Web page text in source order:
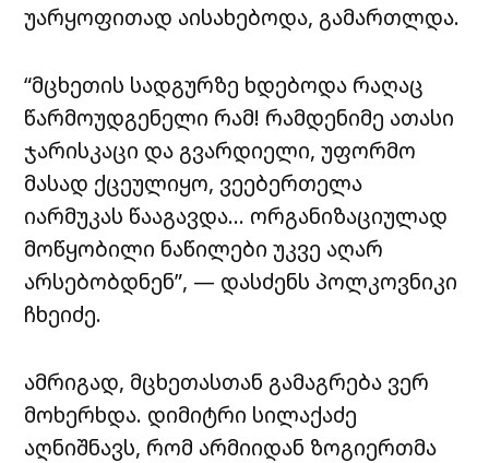
უარყოფითად აისახებოდა, გამართლდა.
“მცხეთის სადგურზე ხდებოდა რაღაც
წარმოუდგენელი რამ! რამდენიმე ათასი
ჯარისკაცი და გვარდიელი, უფორმო
მასად ქცეულიყო, ვეებერთელა
იარმუკას წააგავდა… ორგანიზაციულად
მოწყობილი ნაწილები უკვე აღარ
არსებობდნენ”, — დასძენს პოლკოვნიკი
ჩხეიძე.
ამრიგად, მცხეთასთან გამაგრება ვერ
მოხერხდა. დიმიტრი სილაქაძე
აღნიშნავს, რომ არმიიდან ზოგიერთმა